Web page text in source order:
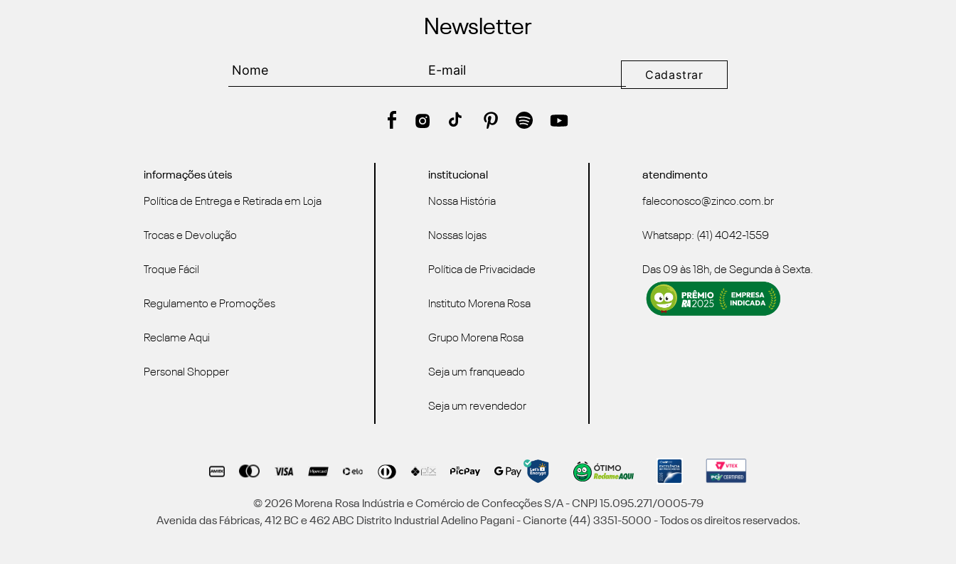
Newsletter
Cadastrar
informações úteis
Política de Entrega e Retirada em Loja
Trocas e Devolução
Troque Fácil
Regulamento e Promoções
Reclame Aqui
Personal Shopper
institucional
Nossa História
Nossas lojas
Política de Privacidade
Instituto Morena Rosa
Grupo Morena Rosa
Seja um franqueado
Seja um revendedor
atendimento
faleconosco@zinco.com.br
Whatsapp: (41) 4042-1559
Das 09 às 18h, de Segunda à Sexta.
© 2026 Morena Rosa Indústria e Comércio de Confecções S/A - CNPJ 15.095.271/0005-79
Avenida das Fábricas, 412 BC e 462 ABC Distrito Industrial Adelino Pagani - Cianorte (44) 3351-5000 - Todos os direitos reservados.